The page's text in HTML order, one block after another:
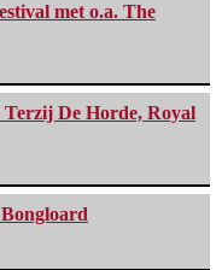
met o.a. The
Terzij De Horde, Royal